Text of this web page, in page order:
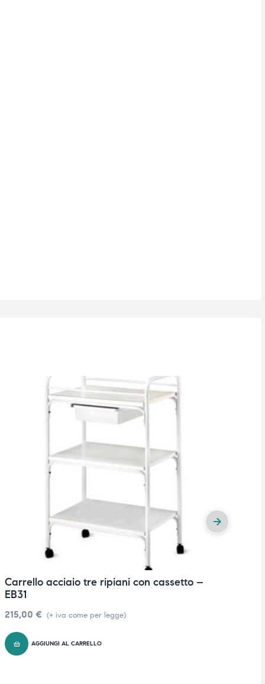
Carrello acciaio tre ripiani con cassetto –
EB31
215,00 € (+ iva come per legge)
AGGIUNGI AL CARRELLO